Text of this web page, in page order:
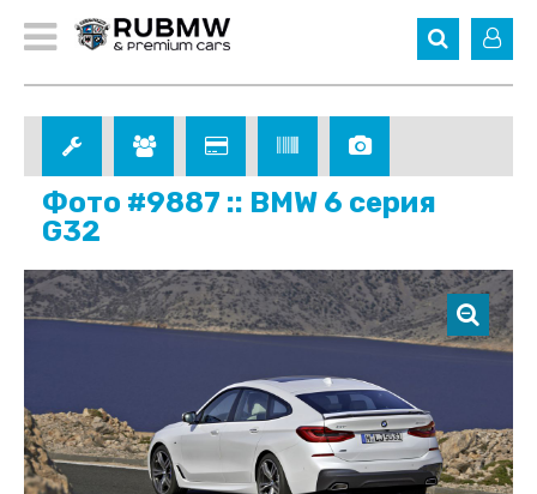
Фото #9887 :: BMW 6 серия
G32